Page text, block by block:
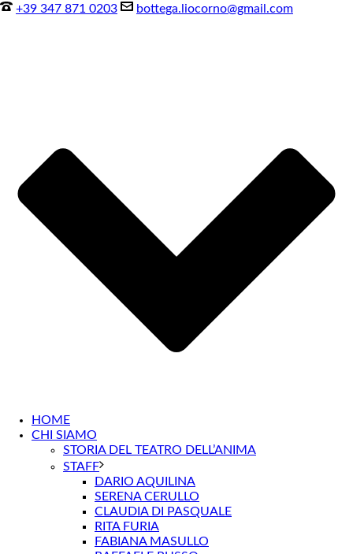
+39 347 871 0203 bottega.liocorno@gmail.com
HOME
CHI SIAMO
STORIA DEL TEATRO DELL’ANIMA
STAFF
DARIO AQUILINA
SERENA CERULLO
CLAUDIA DI PASQUALE
RITA FURIA
FABIANA MASULLO